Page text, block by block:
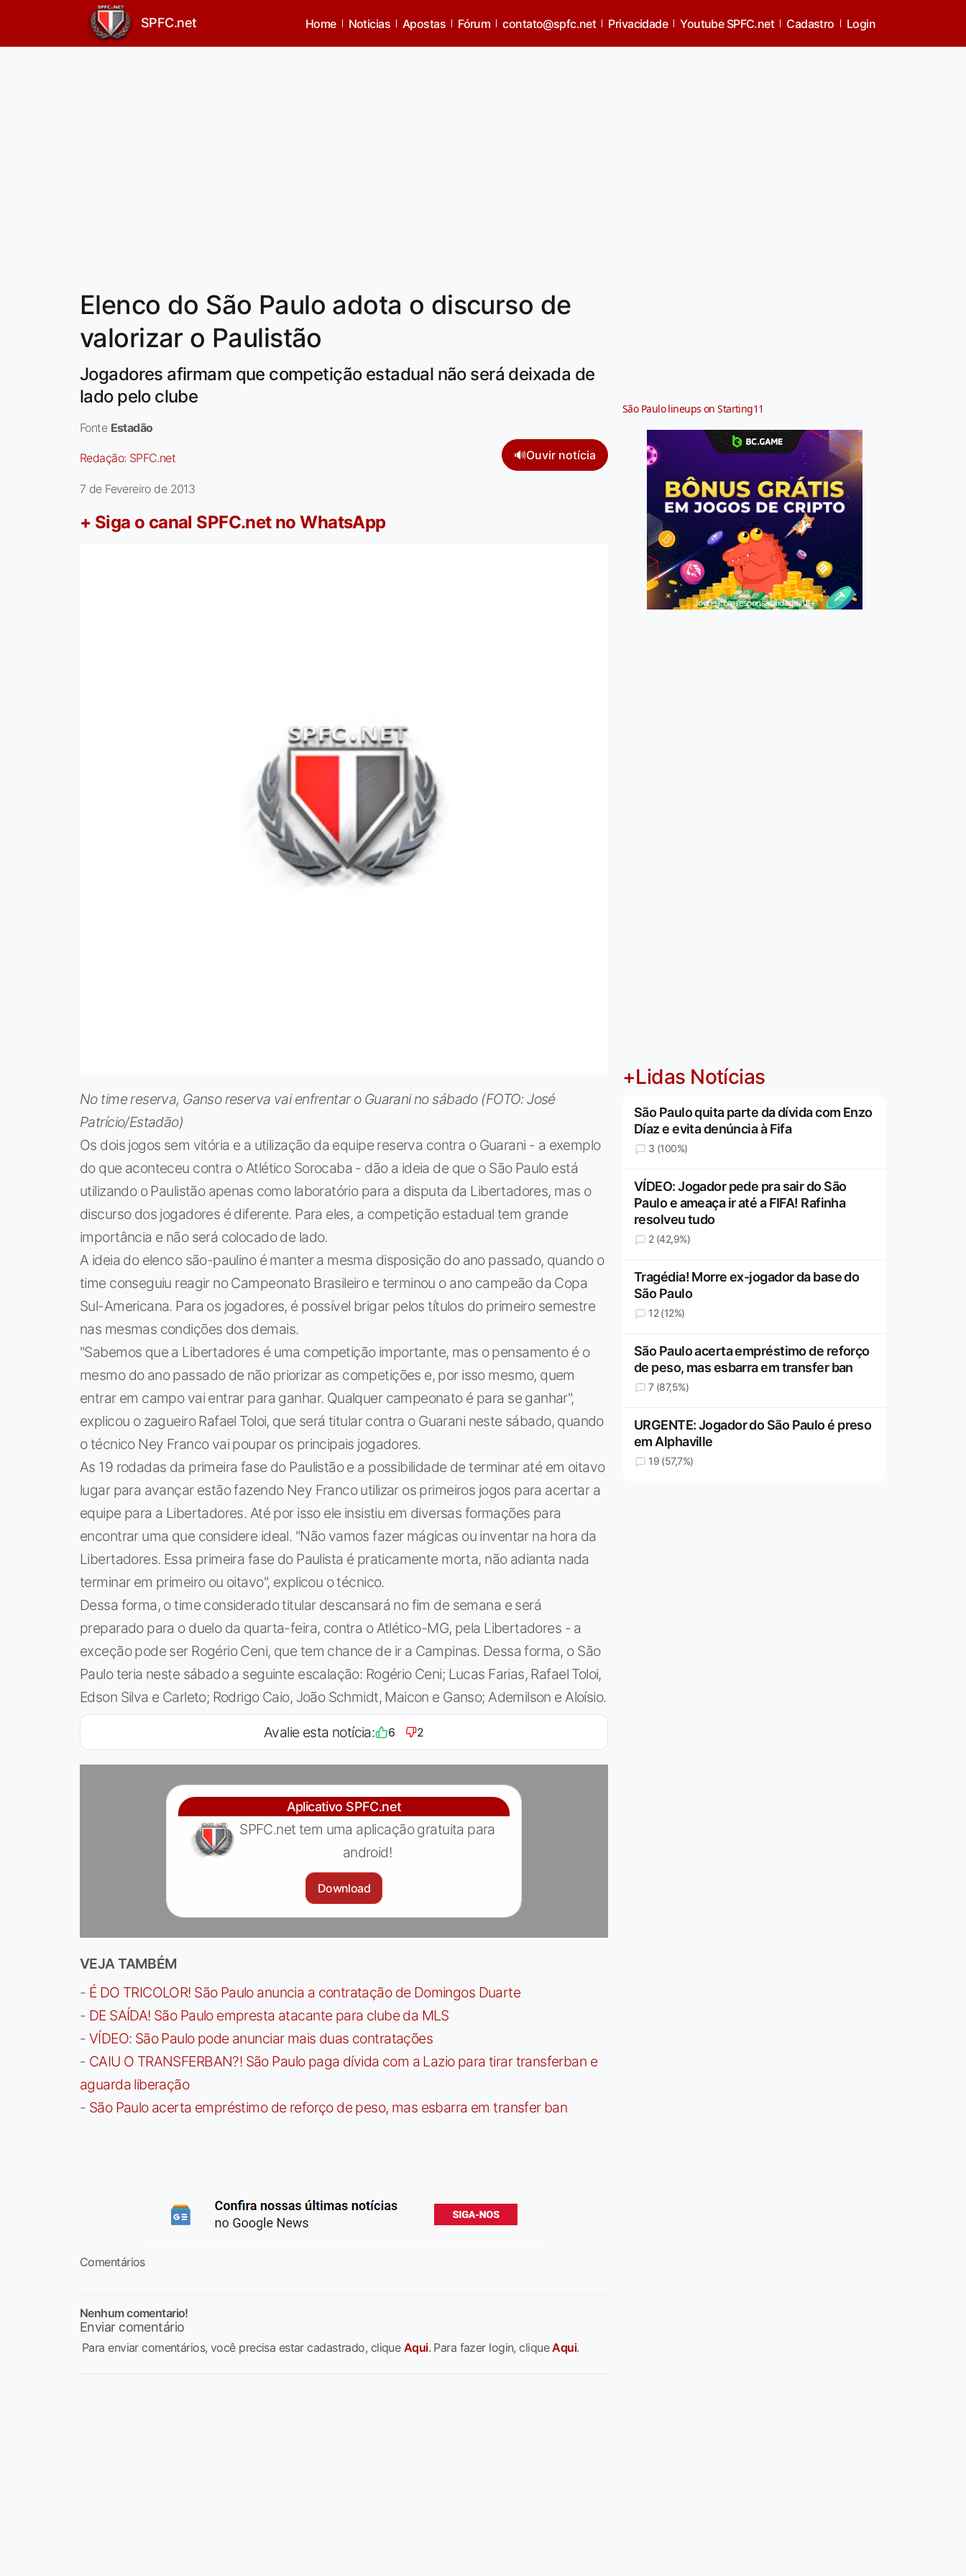
SPFC.net Home Noticias Apostas Fórum contato@spfc.net Privacidade Youtube SPFC.net Cadastro Login
Elenco do São Paulo adota o discurso de
valorizar o Paulistão
Jogadores afirmam que competição estadual não será deixada de
lado pelo clube
Fonte Estadão
Redação: SPFC.net 🔊Ouvir notícia
7 de Fevereiro de 2013
+ Siga o canal SPFC.net no WhatsApp
No time reserva, Ganso reserva vai enfrentar o Guarani no sábado (FOTO: José
Patrício/Estadão)
Os dois jogos sem vitória e a utilização da equipe reserva contra o Guarani - a exemplo
do que aconteceu contra o Atlético Sorocaba - dão a ideia de que o São Paulo está
utilizando o Paulistão apenas como laboratório para a disputa da Libertadores, mas o
discurso dos jogadores é diferente. Para eles, a competição estadual tem grande
importância e não será colocado de lado.
A ideia do elenco são-paulino é manter a mesma disposição do ano passado, quando o
time conseguiu reagir no Campeonato Brasileiro e terminou o ano campeão da Copa
Sul-Americana. Para os jogadores, é possível brigar pelos títulos do primeiro semestre
nas mesmas condições dos demais.
"Sabemos que a Libertadores é uma competição importante, mas o pensamento é o
mesmo do ano passado de não priorizar as competições e, por isso mesmo, quem
entrar em campo vai entrar para ganhar. Qualquer campeonato é para se ganhar",
explicou o zagueiro Rafael Toloi, que será titular contra o Guarani neste sábado, quando
o técnico Ney Franco vai poupar os principais jogadores.
As 19 rodadas da primeira fase do Paulistão e a possibilidade de terminar até em oitavo
lugar para avançar estão fazendo Ney Franco utilizar os primeiros jogos para acertar a
equipe para a Libertadores. Até por isso ele insistiu em diversas formações para
encontrar uma que considere ideal. "Não vamos fazer mágicas ou inventar na hora da
Libertadores. Essa primeira fase do Paulista é praticamente morta, não adianta nada
terminar em primeiro ou oitavo", explicou o técnico.
Dessa forma, o time considerado titular descansará no fim de semana e será
preparado para o duelo da quarta-feira, contra o Atlético-MG, pela Libertadores - a
exceção pode ser Rogério Ceni, que tem chance de ir a Campinas. Dessa forma, o São
Paulo teria neste sábado a seguinte escalação: Rogério Ceni; Lucas Farias, Rafael Toloi,
Edson Silva e Carleto; Rodrigo Caio, João Schmidt, Maicon e Ganso; Ademilson e Aloísio.
Avalie esta notícia: 6 2
Aplicativo SPFC.net
SPFC.net tem uma aplicação gratuita para
android!
Download
VEJA TAMBÉM
- É DO TRICOLOR! São Paulo anuncia a contratação de Domingos Duarte
- DE SAÍDA! São Paulo empresta atacante para clube da MLS
- VÍDEO: São Paulo pode anunciar mais duas contratações
- CAIU O TRANSFERBAN?! São Paulo paga dívida com a Lazio para tirar transferban e
aguarda liberação
- São Paulo acerta empréstimo de reforço de peso, mas esbarra em transfer ban
Comentários
Nenhum comentario!
Enviar comentário
Para enviar comentários, você precisa estar cadastrado, clique Aqui. Para fazer login, cliqueAqui.
São Paulo lineups on Starting11
Jogue com responsabilidade. 18+
+Lidas Notícias
São Paulo quita parte da dívida com Enzo
Díaz e evita denúncia à Fifa
3 (100%)
VÍDEO: Jogador pede pra sair do São
Paulo e ameaça ir até a FIFA! Rafinha
resolveu tudo
2 (42,9%)
Tragédia! Morre ex-jogador da base do
São Paulo
12 (12%)
São Paulo acerta empréstimo de reforço
de peso, mas esbarra em transfer ban
7 (87,5%)
URGENTE: Jogador do São Paulo é preso
em Alphaville
19 (57,7%)